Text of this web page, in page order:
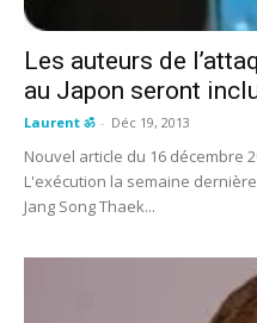
Les auteurs de
au Japon seront
Laurent ॐ - Déc 19, 2013
Nouvel article du 16 décembre
L'exécution la semaine
Jang Song Thaek...